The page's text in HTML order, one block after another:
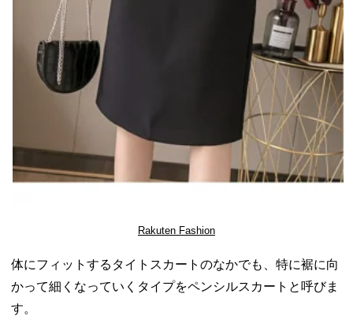
Rakuten Fashion
体にフィットするタイトスカートのなかでも、特に裾に向
かって細くなっていくタイプをペンシルスカートと呼びま
す。